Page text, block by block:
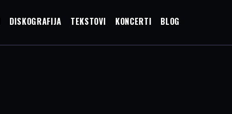
DISKOGRAFIJA TEKSTOVI KONCERTI BLOG